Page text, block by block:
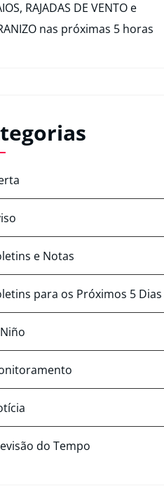
RAJADAS DE VENTO e
nas próximas 5 horas
e Notas
para os Próximos 5 Dias
do Tempo